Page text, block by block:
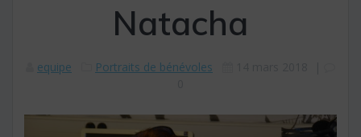
Natacha
equipe Portraits de bénévoles